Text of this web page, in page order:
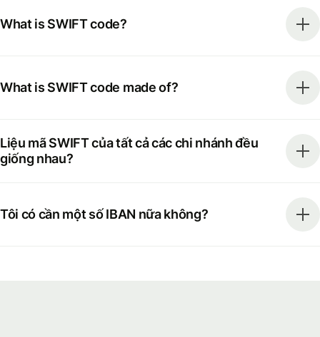
What is SWIFT code?
What is SWIFT code made of?
Liệu mã SWIFT của tất cả các chi nhánh đều
giống nhau?
Tôi có cần một số IBAN nữa không?